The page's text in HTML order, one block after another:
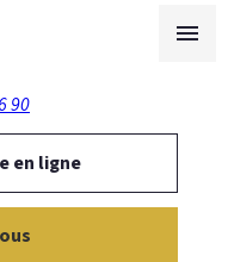
menu
90
en ligne